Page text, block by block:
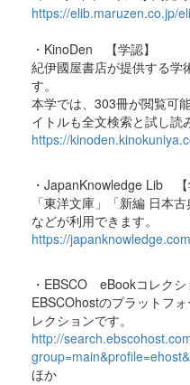
https://elib.maruzen.co.jp/
・KinoDen 【学認】
紀伊國屋書店が提供する学
す。
本学では、303冊が閲覧可
イトルも全文検索と試し読
https://
・JapanKnowledge Lib 【
「東洋文庫」「新編 日本
などが利用できます。
https://
・EBSCO eBookコレク
EBSCOhostのプラットフ
レクションです。
http://
ほか